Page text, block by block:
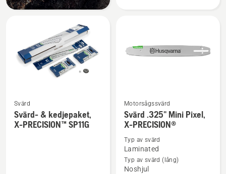
Se
mer
information
Svärd
Svärd- & kedjepaket,
X-PRECISION™ SP11G
Se
mer
information
om
Svärd
.325"
Motorsågssvärd
Svärd .325" Mini Pixel,
X-PRECISION®
Typ av svärd
Laminated
Typ av svärd (lång)
Noshjul